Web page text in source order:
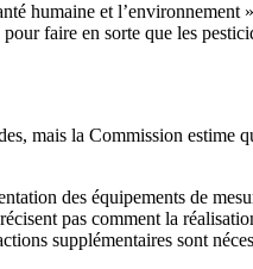
humaine et
faire en sorte que les
mais la Commission estime
des équipements de
pas comment la
supplémentaires sont